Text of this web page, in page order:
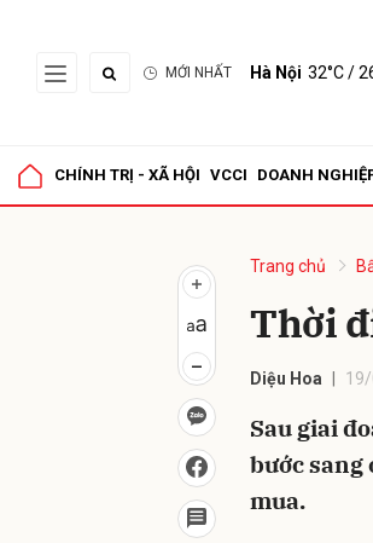
MỚI NHẤT Hà Nội 32°C/
CHÍNH TRỊ - XÃ HỘI VCCI DOANH
Trang chủ
Thời
Diệu Hoa
Sau giai
bước sang
mua.